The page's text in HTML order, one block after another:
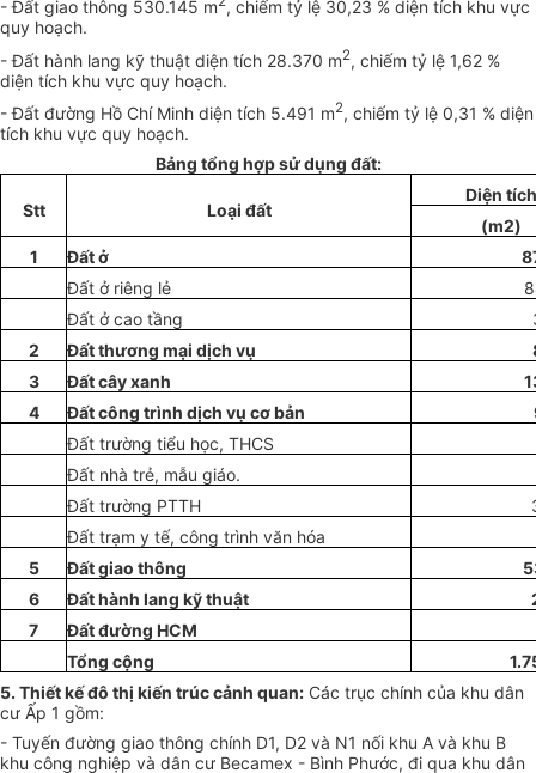
- Đất giao thông 530.145 m , chiếm tỷ lệ 30,23 % diện tích khu vực
quy hoạch.
- Đất hành lang kỹ thuật diện tích 28.370 m2, chiếm tỷ lệ 1,62 %
diện tích khu vực quy hoạch.
- Đất đường Hồ Chí Minh diện tích 5.491 m2, chiếm tỷ lệ 0,31 % diện
tích khu vực quy hoạch.
Bảng tổng hợp sử dụng đất:
Stt Loại đất
Diện tích
(m2)
1
Đất ở
Đất ở riêng lẻ
Đất ở cao tầng
2
Đất thương mại dịch vụ
3
Đất cây xanh
4
Đất công trình dịch vụ cơ bản
Đất trường tiểu học, THCS
Đất nhà trẻ, mẫu giáo.
Đất trường PTTH
Đất trạm y tế, công trình văn hóa
5
Đất giao thông
6
Đất hành lang kỹ thuật
7
Đất đường HCM
Tổng cộng
5. Thiết kế đô thị kiến trúc cảnh quan: Các trục chính của khu dân
cư Ấp 1 gồm:
- Tuyến đường giao thông chính D1, D2 và N1 nối khu A và khu B
khu công nghiệp và dân cư Becamex - Bình Phước, đi qua khu dân